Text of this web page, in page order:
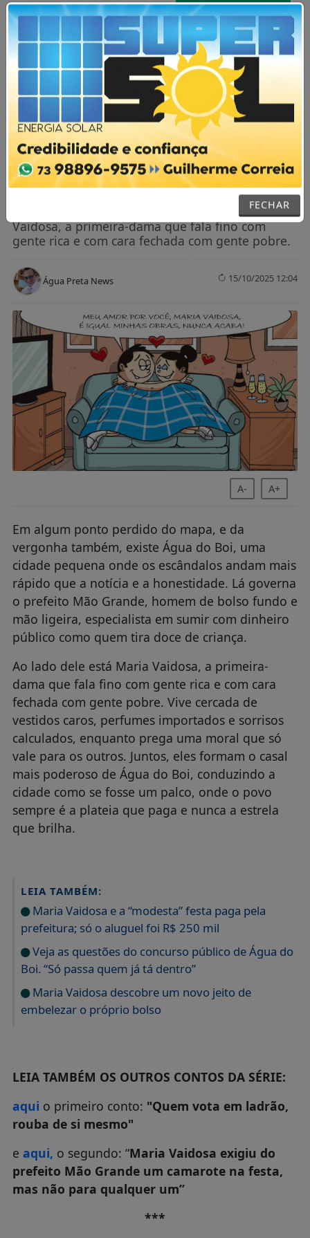
AGORA AO VIVO
FECHAR
NOTÍCIAS / CONTOS DE DOMINGO
A obra do prefeito Mão Grande que não
acabava nunca
Ao lado do prefeito Mão Grande está Maria
Vaidosa, a primeira-dama que fala fino com
gente rica e com cara fechada com gente pobre.
Água Preta News 15/10/2025 12:04
A- A+
Em algum ponto perdido do mapa, e da
vergonha também, existe Água do Boi, uma
cidade pequena onde os escândalos andam mais
rápido que a notícia e a honestidade. Lá governa
o prefeito Mão Grande, homem de bolso fundo e
mão ligeira, especialista em sumir com dinheiro
público como quem tira doce de criança.
Ao lado dele está Maria Vaidosa, a primeira-
dama que fala fino com gente rica e com cara
fechada com gente pobre. Vive cercada de
vestidos caros, perfumes importados e sorrisos
calculados, enquanto prega uma moral que só
vale para os outros. Juntos, eles formam o casal
mais poderoso de Água do Boi, conduzindo a
cidade como se fosse um palco, onde o povo
sempre é a plateia que paga e nunca a estrela
que brilha.
LEIA TAMBÉM:
Maria Vaidosa e a “modesta” festa paga pela
prefeitura; só o aluguel foi R$ 250 mil
Veja as questões do concurso público de Água do
Boi. “Só passa quem já tá dentro”
Maria Vaidosa descobre um novo jeito de
embelezar o próprio bolso
LEIA TAMBÉM OS OUTROS CONTOS DA SÉRIE:
aqui o primeiro conto: "Quem vota em ladrão,
rouba de si mesmo"
e aqui, o segundo: “Maria Vaidosa exigiu do
prefeito Mão Grande um camarote na festa,
mas não para qualquer um”
***